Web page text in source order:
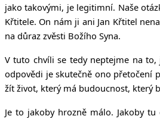
jako takovými, je legitimní. Naše
Křtitele. On nám ji ani Jan Křtitel
na důraz zvěsti Božího Syna.
V tuto chvíli se tedy neptejme na to,
odpovědi je skutečně ono přetočení
žít život, který má budoucnost, který
Je to jakoby hrozně málo. Jakoby